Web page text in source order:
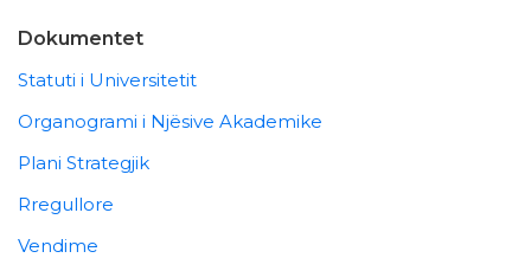
Dokumentet
Statuti i Universitetit
Organogrami i Njësive Akademike
Plani Strategjik
Rregullore
Vendime